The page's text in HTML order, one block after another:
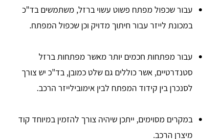
עבור שכפול מפתח פשוט עשוי ברזל, משתמשים בד"כ
במכונת לייזר עבור חיתוך מדויק וכן שכפול המפתח.
עבור מפתחות חכמים יותר מאשר מפתחות ברזל
סטנדרטיים, אשר כוללים גם שלט כמובן, בד"כ יש צורך
לסנכרן בין קידוד המפתח לבין אימובילייזר הרכב.
במקרים מסוימים, ייתכן שיהיה צורך להזמין במיוחד קוד
מיצרן הרכב.